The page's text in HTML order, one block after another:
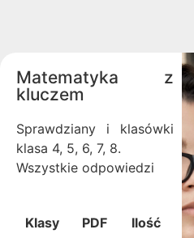
Matematyka z
kluczem
Sprawdziany i klasówki
klasa 4, 5, 6, 7, 8.
Wszystkie odpowiedzi
Klasy PDF Ilość